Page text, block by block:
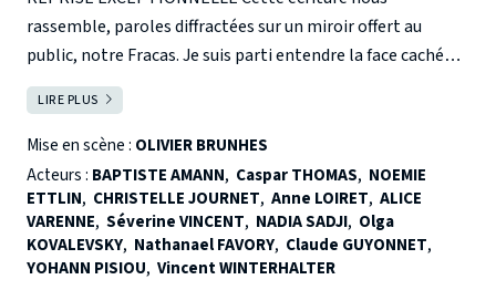
rassemble, paroles diffractées sur un miroir offert au
public, notre Fracas. Je suis parti entendre la face cachée
du monde. J’ai écouté ceux dont la vie a basculé : SDF,
détenus, handicapés de la vie, timbrés, illuminés,
dérangés... J’ai rapporté des mots et je les ai redistribués
pour une troupe magistrale : actrices et acteurs, danseuse,
techniciens, mêlant nos handicaps et nos lumières. Pas de
confessions ! Pas d’anecdotes ! Seuls nos cris de joie, de
rage et d’amour...
LIRE PLUS
Mise en scène : OLIVIER BRUNHES
Acteurs : BAPTISTE AMANN, Caspar THOMAS, NOEMIE
ETTLIN, CHRISTELLE JOURNET, Anne LOIRET, ALICE
VARENNE, Séverine VINCENT, NADIA SADJI, Olga
KOVALEVSKY, Nathanael FAVORY, Claude GUYONNET,
YOHANN PISIOU, Vincent WINTERHALTER